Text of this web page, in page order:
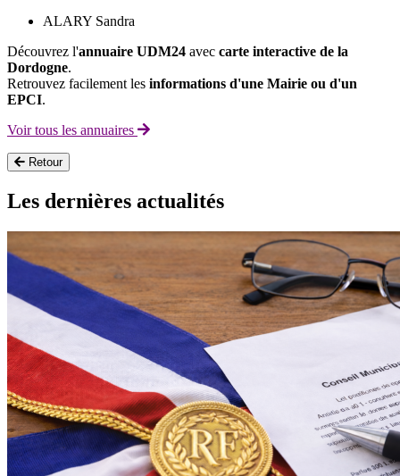
ALARY Sandra
Découvrez l'annuaire UDM24 avec carte interactive de la
Dordogne.
Retrouvez facilement les informations d'une Mairie ou d'un
EPCI.
Voir tous les annuaires
Retour
Les dernières actualités